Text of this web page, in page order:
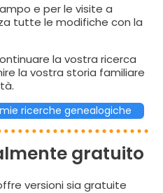
e per le visite a
tutte le modifiche con la
la vostra ricerca
la vostra storia familiare
ricerche genealogiche
gratuito
versioni sia gratuite